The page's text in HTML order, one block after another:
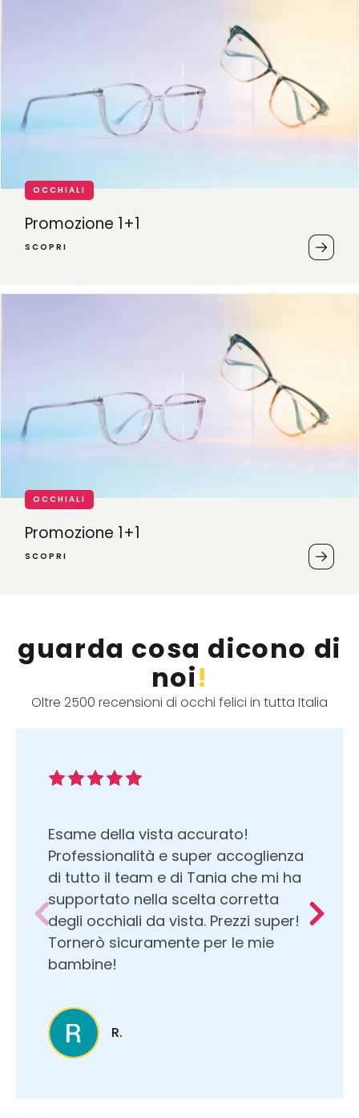
OCCHIALI
Promozione 1+1
SCOPRI
OCCHIALI
Promozione 1+1
SCOPRI
guarda cosa dicono di
noi!
Oltre 2500 recensioni di occhi felici in tutta Italia
Esame della vista accurato!
Professionalità e super accoglienza
di tutto il team e di Tania che mi ha
supportato nella scelta corretta
degli occhiali da vista. Prezzi super!
Tornerò sicuramente per le mie
bambine!
R.